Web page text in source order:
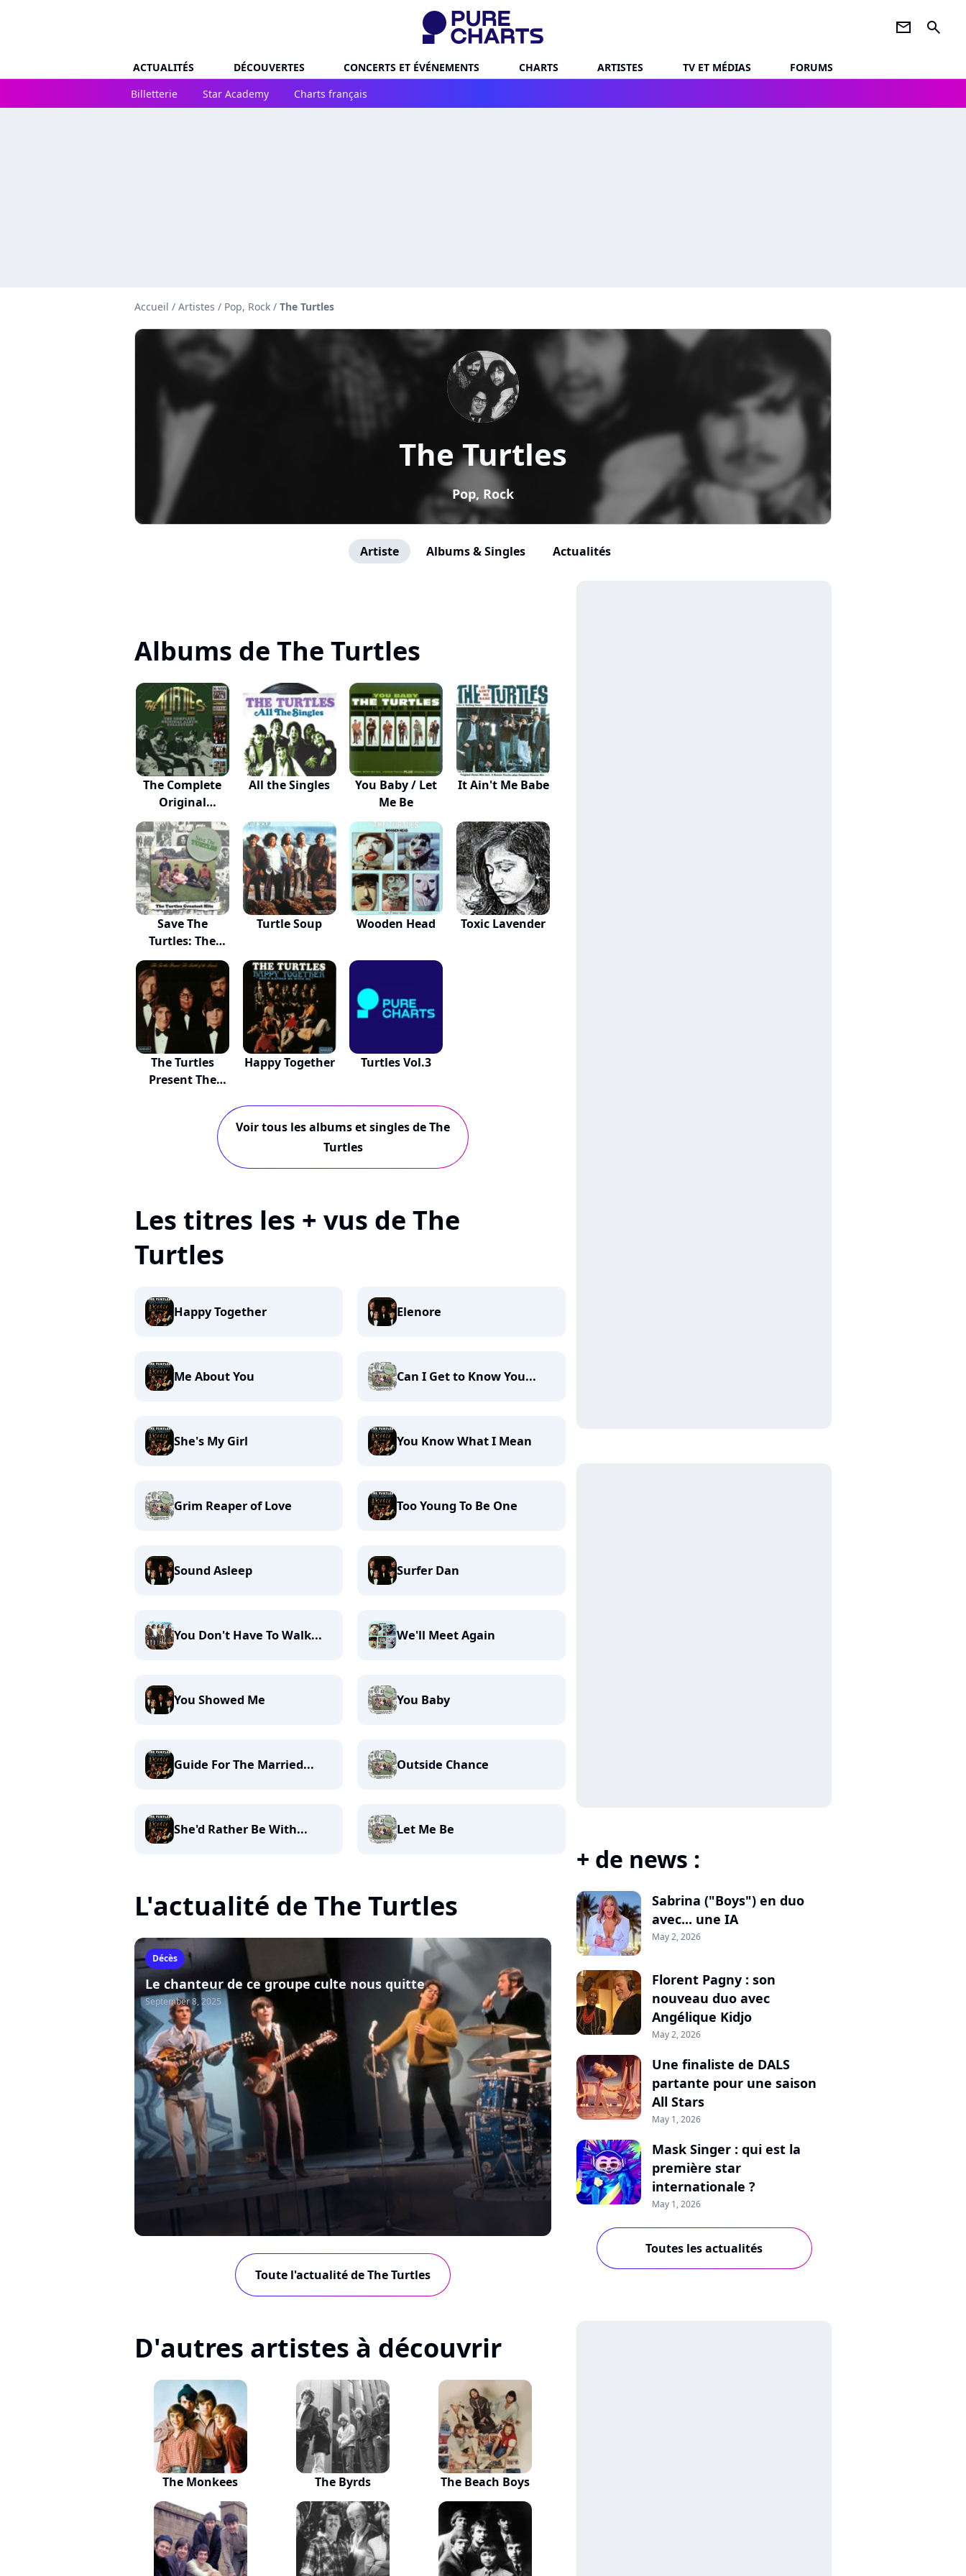
newsletter search
ACTUALITÉS DÉCOUVERTES CONCERTS ET ÉVÉNEMENTS CHARTS ARTISTES TV ET MÉDIAS
FORUMS
Billetterie
Star Academy Charts français
Accueil / Artistes / Pop, Rock / The Turtles
The Turtles
Pop, Rock
Artiste Albums & Singles Actualités
Albums de The Turtles
The Complete
Original
Albums...
All the Singles
You Baby / Let
Me Be
It Ain't Me Babe
Save The
Turtles: The
Turtle...
Turtle Soup Wooden Head Toxic Lavender
The Turtles
Present The
Happy Together Turtles Vol.3
Voir tous les albums et singles de The
Turtles
Les titres les + vus de The
Turtles
Happy Together Elenore
Me About You Can I Get to Know You...
She's My Girl You Know What I Mean
Grim Reaper of Love Too Young To Be One
Sound Asleep Surfer Dan
You Don't Have To Walk... We'll Meet Again
You Showed Me You Baby
Guide For The Married... Outside Chance
She'd Rather Be With... Let Me Be
L'actualité de The Turtles
Décès
Le chanteur de ce groupe culte nous quitte
September 8, 2025
Toute l'actualité de The Turtles
D'autres artistes à découvrir
The Monkees The Byrds The Beach Boys
+ de news :
Sabrina ("Boys") en duo
avec... une IA
May 2, 2026
Florent Pagny : son
nouveau duo avec
Angélique Kidjo
May 2, 2026
Une finaliste de DALS
partante pour une saison
All Stars
May 1, 2026
Mask Singer : qui est la
première star
internationale ?
May 1, 2026
Toutes les actualités